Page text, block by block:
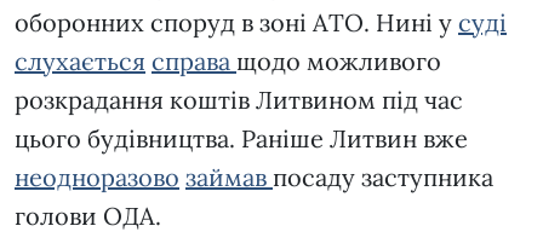
оборонних споруд в зоні АТО. Нині у суді
слухається справа щодо можливого
розкрадання коштів Литвином під час
цього будівництва. Раніше Литвин вже
неодноразово займав посаду заступника
голови ОДА.